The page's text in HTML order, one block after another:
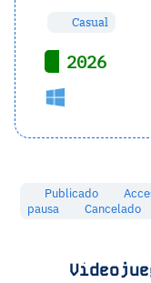
Casual
2026
Publicado
pausa
Cancelado